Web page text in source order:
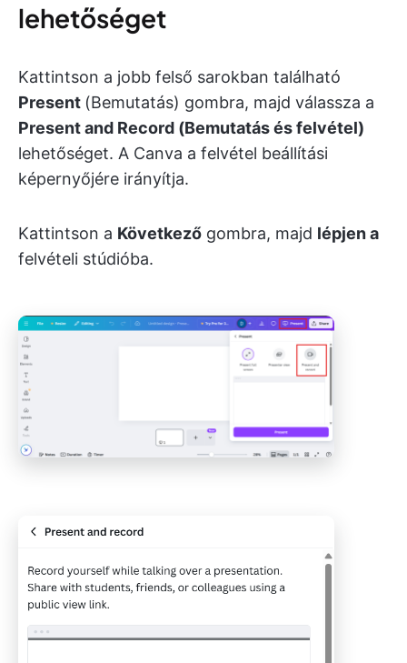
lehetőséget
Kattintson a jobb felső sarokban található
Present (Bemutatás) gombra, majd válassza a
Present and Record (Bemutatás és felvétel)
lehetőséget. A Canva a felvétel beállítási
képernyőjére irányítja.
Kattintson a Következő gombra, majd lépjen a
felvételi stúdióba.